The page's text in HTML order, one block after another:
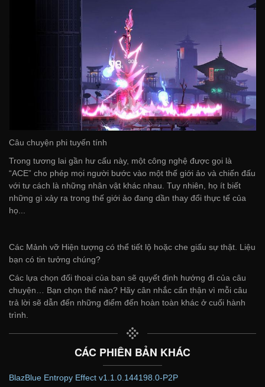
Câu chuyện phi tuyến tính
Trong tương lai gần hư cấu này, một công nghệ được gọi là
“ACE” cho phép mọi người bước vào một thế giới ảo và chiến đấu
với tư cách là những nhân vật khác nhau. Tuy nhiên, họ ít biết
những gì xảy ra trong thế giới ảo đang dần thay đổi thực tế của
họ...
Các Mảnh vỡ Hiện tượng có thể tiết lộ hoặc che giấu sự thật. Liệu
bạn có tin tưởng chúng?
Các lựa chọn đối thoại của bạn sẽ quyết định hướng đi của câu
chuyện… Bạn chọn thế nào? Hãy cân nhắc cẩn thận vì mỗi câu
trả lời sẽ dẫn đến những điểm đến hoàn toàn khác ở cuối hành
trình.
CÁC PHIÊN BẢN KHÁC
BlazBlue Entropy Effect v1.1.0.144198.0-P2P